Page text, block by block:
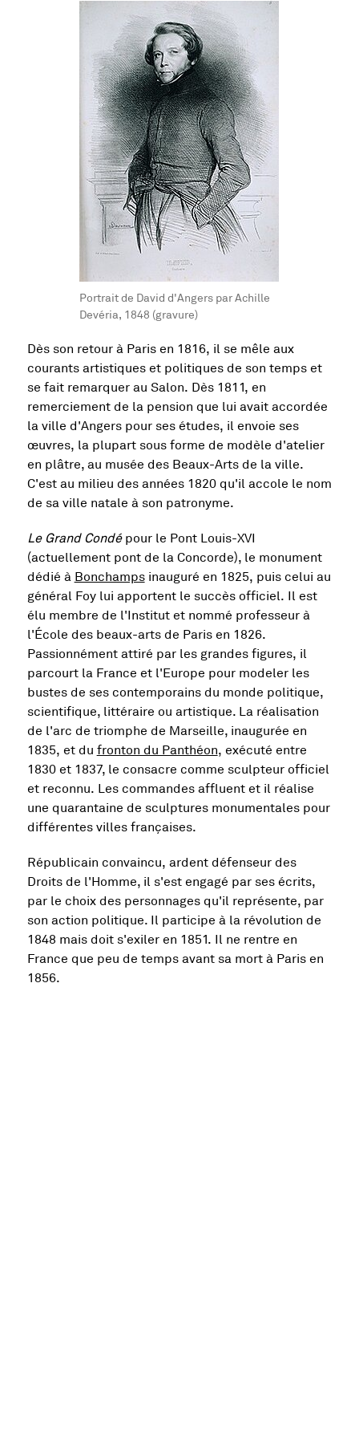
Portrait de David d'Angers par Achille
Devéria, 1848 (gravure)
Dès son retour à Paris en 1816, il se mêle aux
courants artistiques et politiques de son temps et
se fait remarquer au Salon. Dès 1811, en
remerciement de la pension que lui avait accordée
la ville d'Angers pour ses études, il envoie ses
œuvres, la plupart sous forme de modèle d'atelier
en plâtre, au musée des Beaux-Arts de la ville.
C'est au milieu des années 1820 qu'il accole le nom
de sa ville natale à son patronyme.
Le Grand Condépour le Pont Louis-XVI
(actuellement pont de la Concorde), le monument
dédié à Bonchampsinauguré en 1825, puis celui au
général Foy lui apportent le succès officiel. Il est
élu membre de l'Institut et nommé professeur à
l'École des beaux-arts de Paris en 1826.
Passionnément attiré par les grandes figures, il
parcourt la France et l'Europe pour modeler les
bustes de ses contemporains du monde politique,
scientifique, littéraire ou artistique. La réalisation
de l'arc de triomphe de Marseille, inaugurée en
1835, et du fronton du Panthéon, exécuté entre
1830 et 1837, le consacre comme sculpteur officiel
et reconnu. Les commandes affluent et il réalise
une quarantaine de sculptures monumentales pour
différentes villes françaises.
Républicain convaincu, ardent défenseur des
Droits de l'Homme, il s'est engagé par ses écrits,
par le choix des personnages qu'il représente, par
son action politique. Il participe à la révolution de
1848 mais doit s'exiler en 1851. Il ne rentre en
France que peu de temps avant sa mort à Paris en
1856.